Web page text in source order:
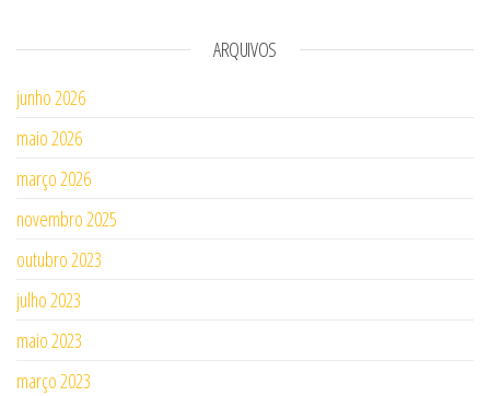
ARQUIVOS
junho 2026
maio 2026
março 2026
novembro 2025
outubro 2023
julho 2023
maio 2023
março 2023